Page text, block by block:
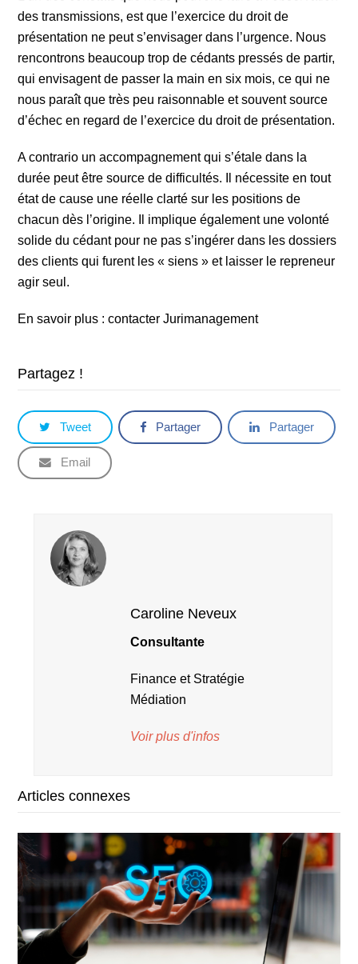
des transmissions, est que l’exercice du droit de
présentation ne peut s’envisager dans l’urgence. Nous
rencontrons beaucoup trop de cédants pressés de partir,
qui envisagent de passer la main en six mois, ce qui ne
nous paraît que très peu raisonnable et souvent source
d’échec en regard de l’exercice du droit de présentation.
A contrario un accompagnement qui s’étale dans la
durée peut être source de difficultés. Il nécessite en tout
état de cause une réelle clarté sur les positions de
chacun dès l’origine. Il implique également une volonté
solide du cédant pour ne pas s’ingérer dans les dossiers
des clients qui furent les « siens » et laisser le repreneur
agir seul.
En savoir plus : contacter Jurimanagement
Partagez !
Tweet Partager Partager
Email
Caroline Neveux
Consultante
Finance et Stratégie
Médiation
Voir plus d'infos
Articles connexes